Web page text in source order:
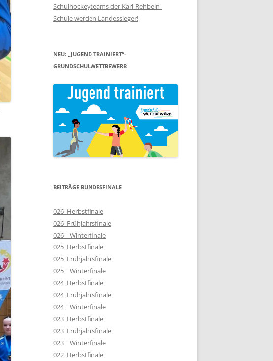
Schulhockeyteams der Karl-Rehbein-
Schule werden Landessieger!
NEU: „JUGEND TRAINIERT“-
GRUNDSCHULWETTBEWERB
BEITRÄGE BUNDESFINALE
026_Herbstfinale
026_Frühjahrsfinale
026__Winterfinale
025_Herbstfinale
025_Frühjahrsfinale
025__Winterfinale
024_Herbstfinale
024_Frühjahrsfinale
024__Winterfinale
023_Herbstfinale
023_Frühjahrsfinale
023__Winterfinale
022_Herbstfinale